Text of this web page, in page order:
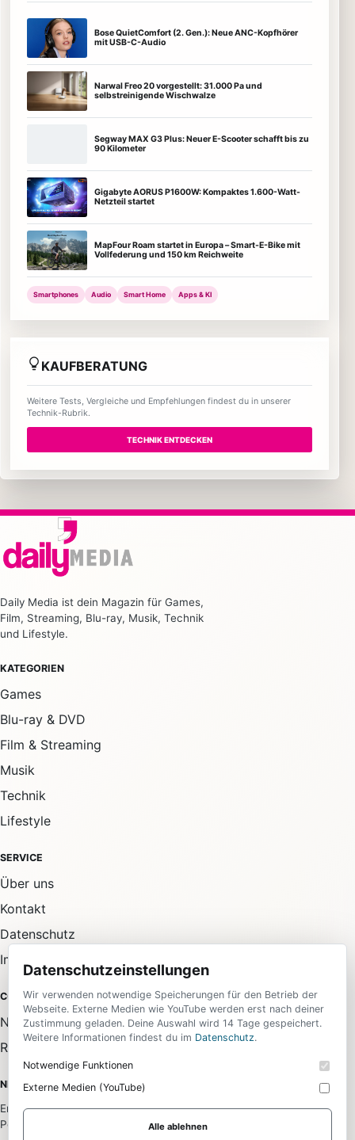
Bose QuietComfort (2. Gen.): Neue ANC-Kopfhörer
mit USB-C-Audio
Narwal Freo 20 vorgestellt: 31.000 Pa und
selbstreinigende Wischwalze
Segway MAX G3 Plus: Neuer E-Scooter schafft bis zu
90 Kilometer
Gigabyte AORUS P1600W: Kompaktes 1.600-Watt-
Netzteil startet
MapFour Roam startet in Europa – Smart-E-Bike mit
Vollfederung und 150 km Reichweite
Smartphones Audio Smart Home Apps & KI
KAUFBERATUNG
Weitere Tests, Vergleiche und Empfehlungen findest du in unserer
Technik-Rubrik.
TECHNIK ENTDECKEN
Daily Media ist dein Magazin für Games,
Film, Streaming, Blu-ray, Musik, Technik
und Lifestyle.
KATEGORIEN
Games
Blu-ray & DVD
Film & Streaming
Musik
Technik
Lifestyle
SERVICE
Über uns
Kontakt
Datenschutz
Impressum
COMMUNITY
Newsletter
RSS-Feed
NEWSLETTER
Erhalte die wichtigsten News aus allen Bereichen direkt in dein
Postfach.
Datenschutzeinstellungen
Wir verwenden notwendige Speicherungen für den Betrieb der
Webseite. Externe Medien wie YouTube werden erst nach deiner
Zustimmung geladen. Deine Auswahl wird 14 Tage gespeichert.
Weitere Informationen findest du im Datenschutz.
Notwendige Funktionen
Externe Medien (YouTube)
Alle ablehnen